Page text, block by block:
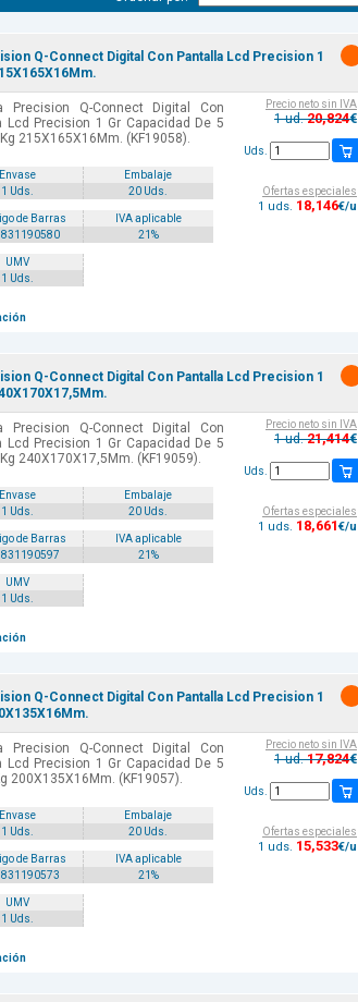
Q-Connect Digital Con Pantalla Lcd Precision 1
Precision Q-Connect Digital Con
Lcd Precision 1 Gr Capacidad De 5
215X165X16Mm. (KF19058).
Envase
Embalaje
1 Uds.
20 Uds.
de Barras
IVA aplicable
21%
UMV
1 Uds.
Precio neto sin IVA
1 ud.20,824€
Uds.
Ofertas especiales
1 uds. 18,146€/u
Q-Connect Digital Con Pantalla Lcd Precision 1
Precision Q-Connect Digital Con
Lcd Precision 1 Gr Capacidad De 5
240X170X17,5Mm. (KF19059).
Envase
Embalaje
1 Uds.
20 Uds.
de Barras
IVA aplicable
21%
UMV
1 Uds.
Precio neto sin IVA
1 ud.21,414€
Uds.
Ofertas especiales
1 uds. 18,661€/u
Q-Connect Digital Con Pantalla Lcd Precision 1
Precision Q-Connect Digital Con
Lcd Precision 1 Gr Capacidad De 5
200X135X16Mm. (KF19057).
Envase
Embalaje
1 Uds.
20 Uds.
de Barras
IVA aplicable
21%
UMV
1 Uds.
Precio neto sin IVA
1 ud.17,824€
Uds.
Ofertas especiales
1 uds. 15,533€/u